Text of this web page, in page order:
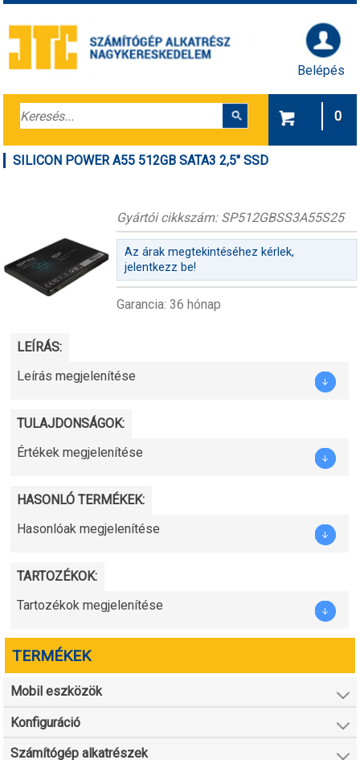
Belépés
0
SILICON POWER A55 512GB SATA3 2,5" SSD
Gyártói cikkszám: SP512GBSS3A55S25
Az árak megtekintéséhez kérlek,
jelentkezz be!
Garancia: 36 hónap
LEÍRÁS:
Leírás megjelenítése
TULAJDONSÁGOK:
Értékek megjelenítése
HASONLÓ TERMÉKEK:
Hasonlóak megjelenítése
TARTOZÉKOK:
Tartozékok megjelenítése
TERMÉKEK
Mobil eszközök
Konfiguráció
Számítógép alkatrészek